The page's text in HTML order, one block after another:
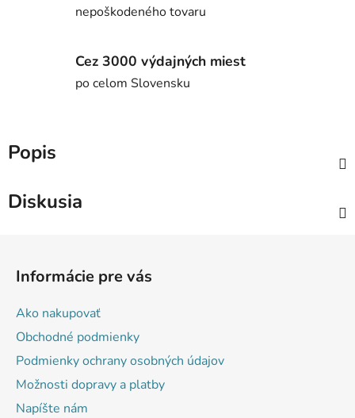
nepoškodeného tovaru
Cez 3000 výdajných miest
po celom Slovensku
Popis
Diskusia
Informácie pre vás
Ako nakupovať
Obchodné podmienky
Podmienky ochrany osobných údajov
Možnosti dopravy a platby
Napíšte nám